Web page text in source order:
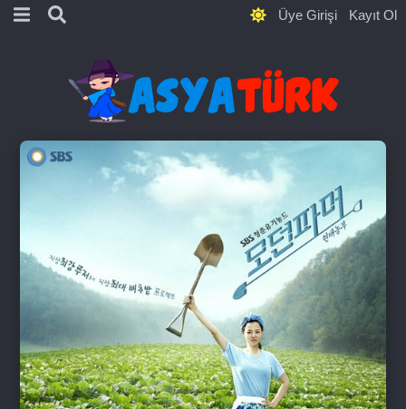
Üye Girişi Kayıt Ol